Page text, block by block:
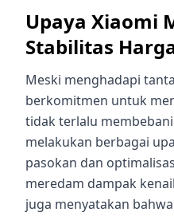
Upaya Xiaomi
Stabilitas
Meski menghadapi
berkomitmen untuk
tidak terlalu
melakukan berbagai
pasokan dan
meredam dampak
juga menyatakan